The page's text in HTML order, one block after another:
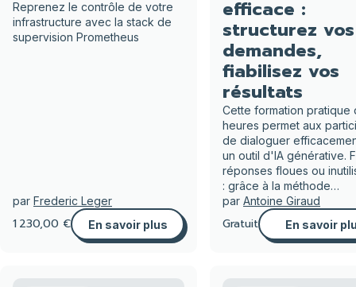
Reprenez le contrôle de votre
infrastructure avec la stack de
supervision Prometheus
par Frederic Leger
1 230,00 € En savoir plus
efficace :
structurez vos
demandes,
fiabilisez vos
résultats
Cette formation pratique
heures permet aux
de dialoguer
un outil d'IA générative.
réponses floues ou
: grâce à la méthode…
par Antoine Giraud
Gratuit En savoir